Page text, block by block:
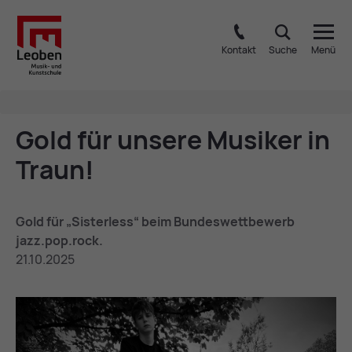
Kontakt Suche Menü
Gold für un­se­re Mu­si­ker in
Traun!
Gold für „Sisterless“ beim Bundeswettbewerb
jazz.pop.rock.
21.10.2025